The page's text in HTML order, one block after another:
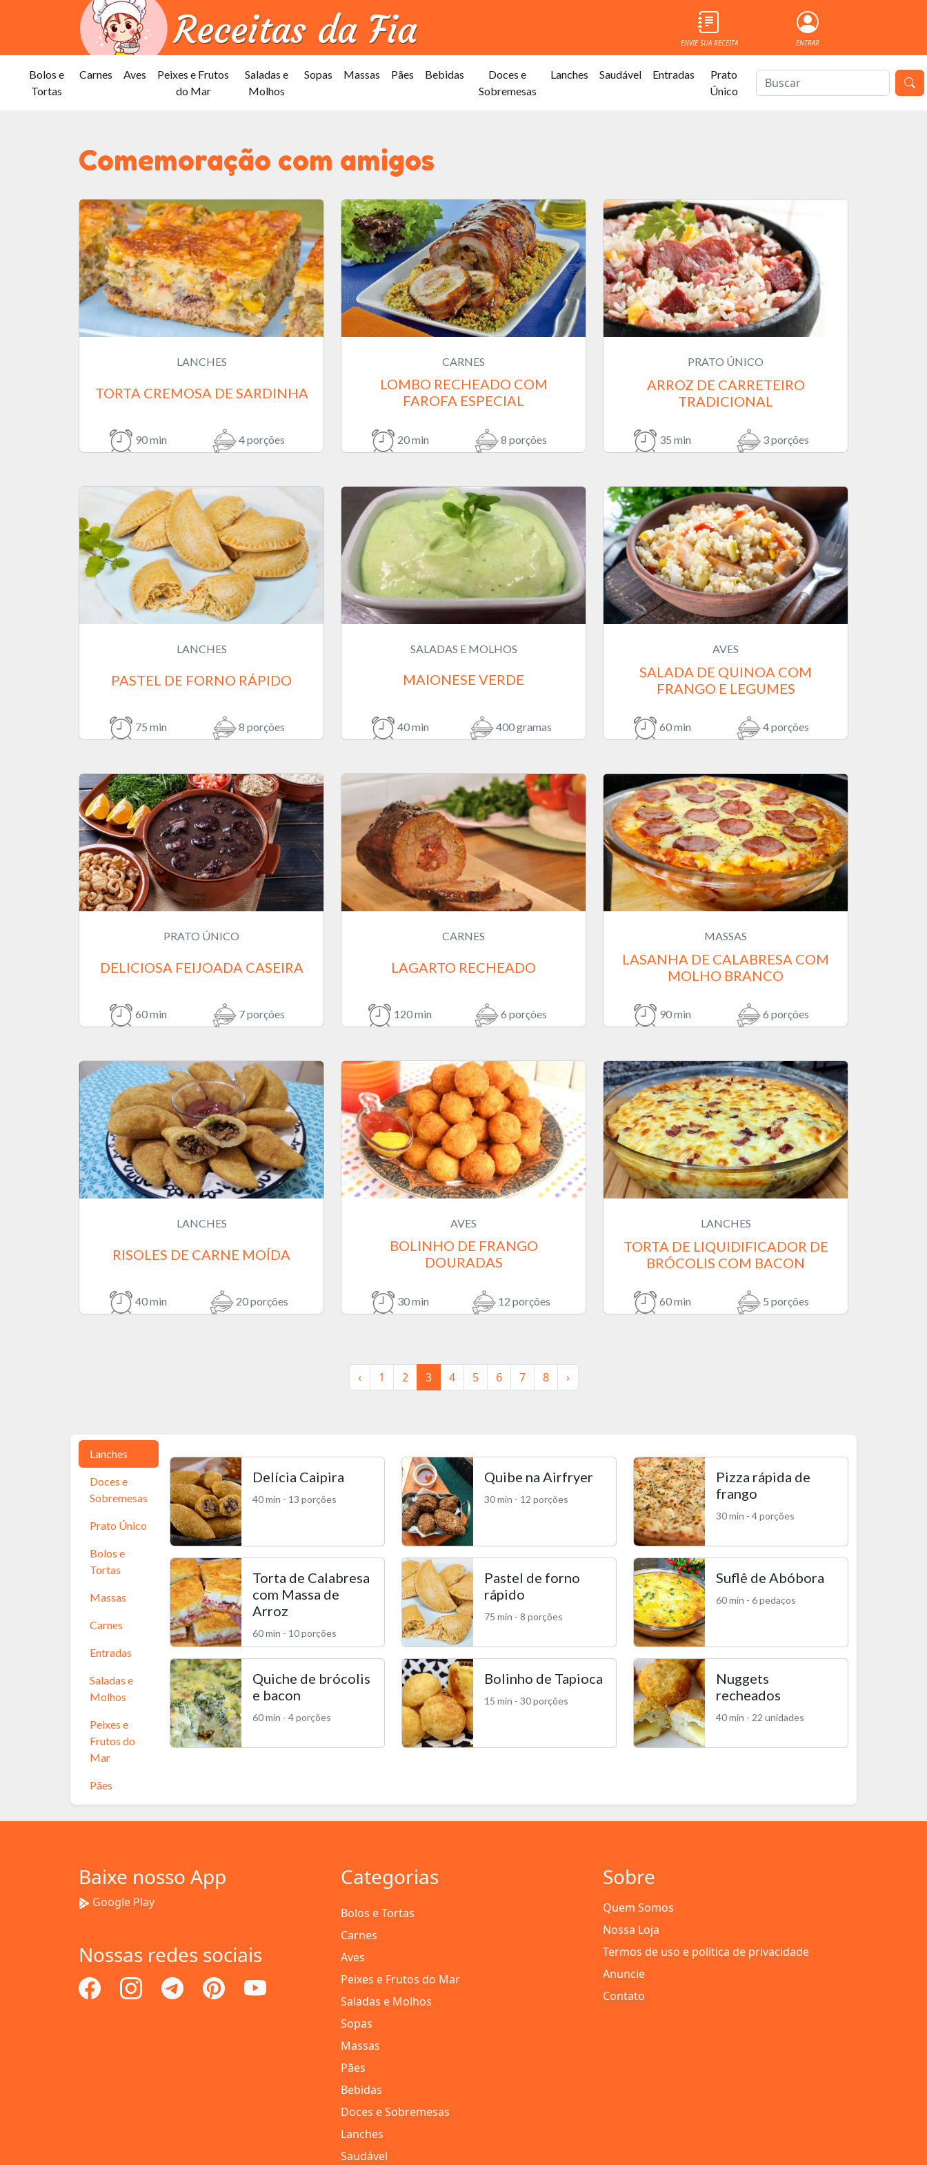
ENVIE SUA RECEITA ENTRAR
Bolos e
Tortas
Carnes Aves
Peixes e Frutos
do Mar
Saladas e
Molhos
Sopas Massas Pães Bebidas
Doces e
Sobremesas
Lanches Saudável Entradas
Prato
Único
Comemoração com amigos
LANCHES
TORTA CREMOSA DE SARDINHA
90 min 4 porções
CARNES
LOMBO RECHEADO COM
FAROFA ESPECIAL
20 min 8 porções
PRATO ÚNICO
ARROZ DE CARRETEIRO
TRADICIONAL
35 min 3 porções
LANCHES
PASTEL DE FORNO RÁPIDO
75 min 8 porções
SALADAS E MOLHOS
MAIONESE VERDE
40 min 400 gramas
AVES
SALADA DE QUINOA COM
FRANGO E LEGUMES
60 min 4 porções
PRATO ÚNICO
DELICIOSA FEIJOADA CASEIRA
60 min 7 porções
CARNES
LAGARTO RECHEADO
120 min 6 porções
MASSAS
LASANHA DE CALABRESA COM
MOLHO BRANCO
90 min 6 porções
LANCHES
RISOLES DE CARNE MOÍDA
40 min 20 porções
AVES
BOLINHO DE FRANGO
DOURADAS
30 min 12 porções
LANCHES
TORTA DE LIQUIDIFICADOR DE
BRÓCOLIS COM BACON
60 min 5 porções
‹ 1 2 3 4 5 6 7 8 ›
Lanches
Doces e
Sobremesas
Prato Único
Bolos e
Tortas
Massas
Carnes
Entradas
Saladas e
Molhos
Peixes e
Frutos do
Mar
Pães
Delícia Caipira
40 min - 13 porções
Quibe na Airfryer
30 min - 12 porções
Pizza rápida de
frango
30 min - 4 porções
Torta de Calabresa
com Massa de
Arroz
60 min - 10 porções
Pastel de forno
rápido
75 min - 8 porções
Suflê de Abóbora
60 min - 6 pedaços
Quiche de brócolis
e bacon
60 min - 4 porções
Bolinho de Tapioca
15 min - 30 porções
Nuggets
recheados
40 min - 22 unidades
Baixe nosso App
Google Play
Nossas redes sociais
Categorias
Bolos e Tortas
Carnes
Aves
Peixes e Frutos do Mar
Saladas e Molhos
Sopas
Massas
Pães
Bebidas
Doces e Sobremesas
Lanches
Saudável
Sobre
Quem Somos
Nossa Loja
Termos de uso e política de privacidade
Anuncie
Contato